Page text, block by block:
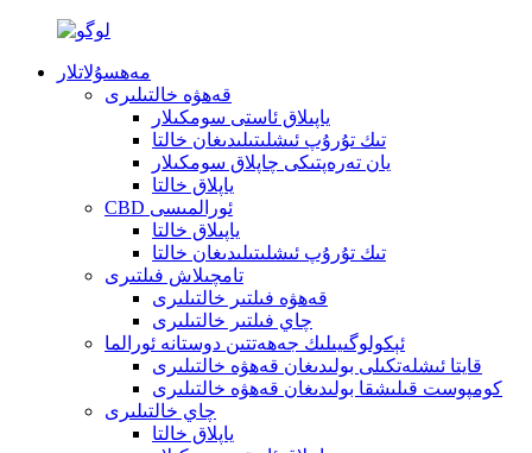
مەھسۇلاتلار
قەھۋە خالتىلىرى
ياپىلاق ئاستى سومكىلار
تىك تۇرۇپ ئىشلىتىلىدىغان خالتا
يان تەرەپتىكى چاپلاق سومكىلار
ياپلاق خالتا
CBD ئورالمىسى
ياپىلاق خالتا
تىك تۇرۇپ ئىشلىتىلىدىغان خالتا
تامچىلاش فىلتىرى
قەھۋە فىلتىر خالتىلىرى
چاي فىلتىر خالتىلىرى
ئېكولوگىيىلىك جەھەتتىن دوستانە ئورالما
قايتا ئىشلەتكىلى بولىدىغان قەھۋە خالتىلىرى
كومپوست قىلىشقا بولىدىغان قەھۋە خالتىلىرى
چاي خالتىلىرى
ياپلاق خالتا